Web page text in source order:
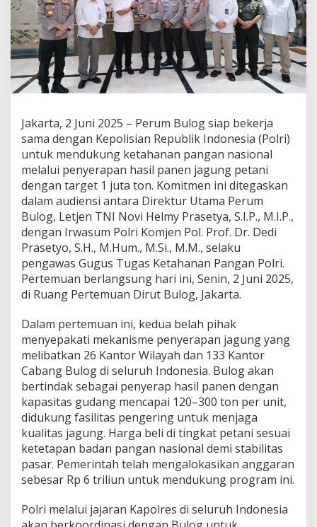
r
k
u
a
K
e
t
h
a
n
a
n
P
a
n
g
a
n
m
e
l
a
u
i
P
n
y
e
r
a
p
a
n
J
g
u
Jakarta, 2 Juni 2025 – Perum Bulog siap bekerja
sama dengan Kepolisian Republik Indonesia (Polri)
untuk mendukung ketahanan pangan nasional
melalui penyerapan hasil panen jagung petani
dengan target 1 juta ton. Komitmen ini ditegaskan
dalam audiensi antara Direktur Utama Perum
Bulog, Letjen TNI Novi Helmy Prasetya, S.I.P., M.I.P.,
dengan Irwasum Polri Komjen Pol. Prof. Dr. Dedi
Prasetyo, S.H., M.Hum., M.Si., M.M., selaku
pengawas Gugus Tugas Ketahanan Pangan Polri.
Pertemuan berlangsung hari ini, Senin, 2 Juni 2025,
di Ruang Pertemuan Dirut Bulog, Jakarta.
Dalam pertemuan ini, kedua belah pihak
menyepakati mekanisme penyerapan jagung yang
melibatkan 26 Kantor Wilayah dan 133 Kantor
Cabang Bulog di seluruh Indonesia. Bulog akan
bertindak sebagai penyerap hasil panen dengan
kapasitas gudang mencapai 120–300 ton per unit,
didukung fasilitas pengering untuk menjaga
kualitas jagung. Harga beli di tingkat petani sesuai
ketetapan badan pangan nasional demi stabilitas
pasar. Pemerintah telah mengalokasikan anggaran
sebesar Rp 6 triliun untuk mendukung program ini.
Polri melalui jajaran Kapolres di seluruh Indonesia